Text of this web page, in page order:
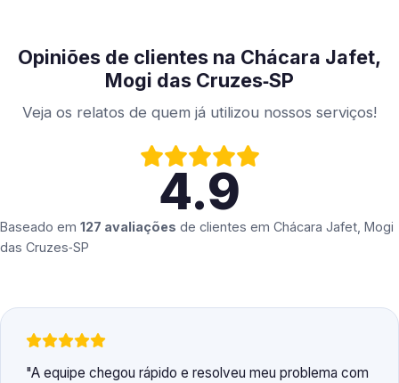
Opiniões de clientes na Chácara Jafet,
Mogi das Cruzes‑SP
Veja os relatos de quem já utilizou nossos serviços!
4.9
Baseado em 127 avaliações de clientes em Chácara Jafet, Mogi
das Cruzes‑SP
A equipe chegou rápido e resolveu meu problema com